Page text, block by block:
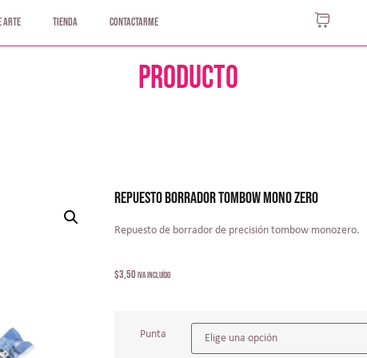
arte Tienda Contactarme
Producto
REPUESTO BORRADOR TOMBOW MONO ZERO
Repuesto de borrador de precisión tombow monozero.
$3,50 IVA incluído
Punta